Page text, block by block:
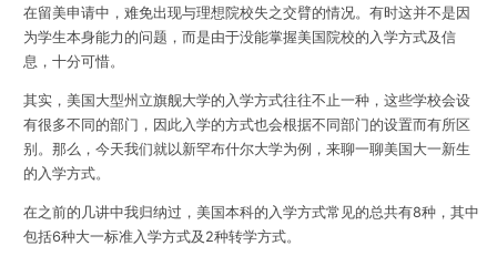
在留美申请中，难免出现与理想院校失之交臂的情况。有时这并不是因
为学生本身能力的问题，而是由于没能掌握美国院校的入学方式及信
息，十分可惜。
其实，美国大型州立旗舰大学的入学方式往往不止一种，这些学校会设
有很多不同的部门，因此入学的方式也会根据不同部门的设置而有所区
别。那么，今天我们就以新罕布什尔大学为例，来聊一聊美国大一新生
的入学方式。
在之前的几讲中我归纳过，美国本科的入学方式常见的总共有8种，其中
包括6种大一标准入学方式及2种转学方式。